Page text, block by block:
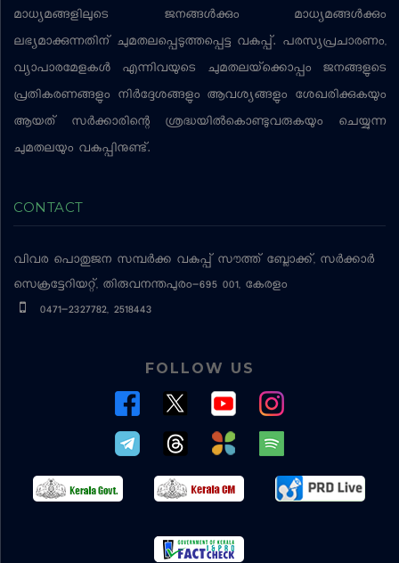
മാധ്യമങ്ങളിലൂടെ ജനങ്ങള്‍ക്കും മാധ്യമങ്ങള്‍ക്കും
ലഭ്യമാക്കുന്നതിന് ചുമതലപ്പെടുത്തപ്പെട്ട വകുപ്പ്. പരസ്യപ്രചാരണം,
വ്യാപാരമേളകള്‍ എന്നിവയുടെ ചുമതലയ്‌ക്കൊപ്പം ജനങ്ങളുടെ
പ്രതികരണങ്ങളും നിര്‍ദ്ദേശങ്ങളും ആവശ്യങ്ങളും ശേഖരിക്കുകയും
ആയത് സര്‍ക്കാരിന്റെ ശ്രദ്ധയില്‍കൊണ്ടുവരുകയും ചെയ്യുന്ന
ചുമതലയും വകുപ്പിനുണ്ട്.
CONTACT
വിവര പൊതുജന സമ്പര്‍ക്ക വകുപ്പ് സൗത്ത് ബ്ലോക്ക്, സര്‍ക്കാര്‍
സെക്രട്ടേറിയറ്റ്, തിരുവനന്തപുരം-695 001, കേരളം
0471-2327782, 2518443
FOLLOW US